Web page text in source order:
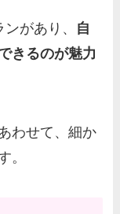
があり、 自
きるのが魅力
わせて、細か
。